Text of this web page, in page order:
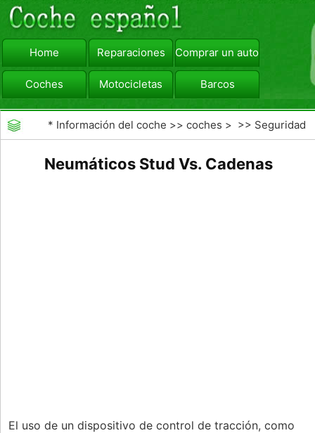
Home Reparaciones Comprar un automóvil
Coches Motocicletas Barcos
viajar Camiones
* Información del coche >>coches > >> Seguridad
Neumáticos Stud Vs. Cadenas
El uso de un dispositivo de control de tracción, como